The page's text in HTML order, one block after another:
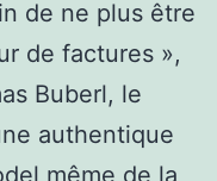
de ne plus être
de factures »,
Buberl, le
authentique
même de la